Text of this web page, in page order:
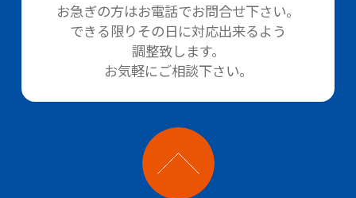
お急ぎの方はお電話でお問合せ下さい。
できる限りその日に対応出来るよう
調整致します。
お気軽にご相談下さい。